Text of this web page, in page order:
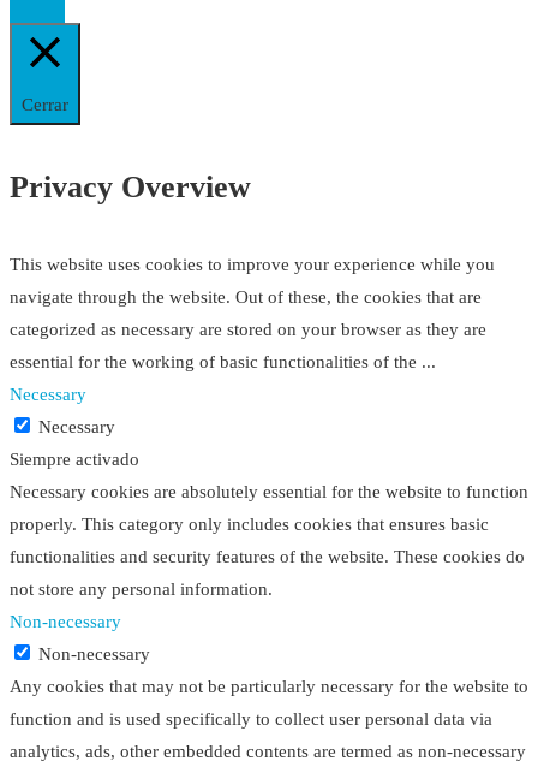
Cerrar
Privacy Overview
This website uses cookies to improve your experience while you
navigate through the website. Out of these, the cookies that are
categorized as necessary are stored on your browser as they are
essential for the working of basic functionalities of the ...
Necessary
Necessary
Siempre activado
Necessary cookies are absolutely essential for the website to function
properly. This category only includes cookies that ensures basic
functionalities and security features of the website. These cookies do
not store any personal information.
Non-necessary
Non-necessary
Any cookies that may not be particularly necessary for the website to
function and is used specifically to collect user personal data via
analytics, ads, other embedded contents are termed as non-necessary